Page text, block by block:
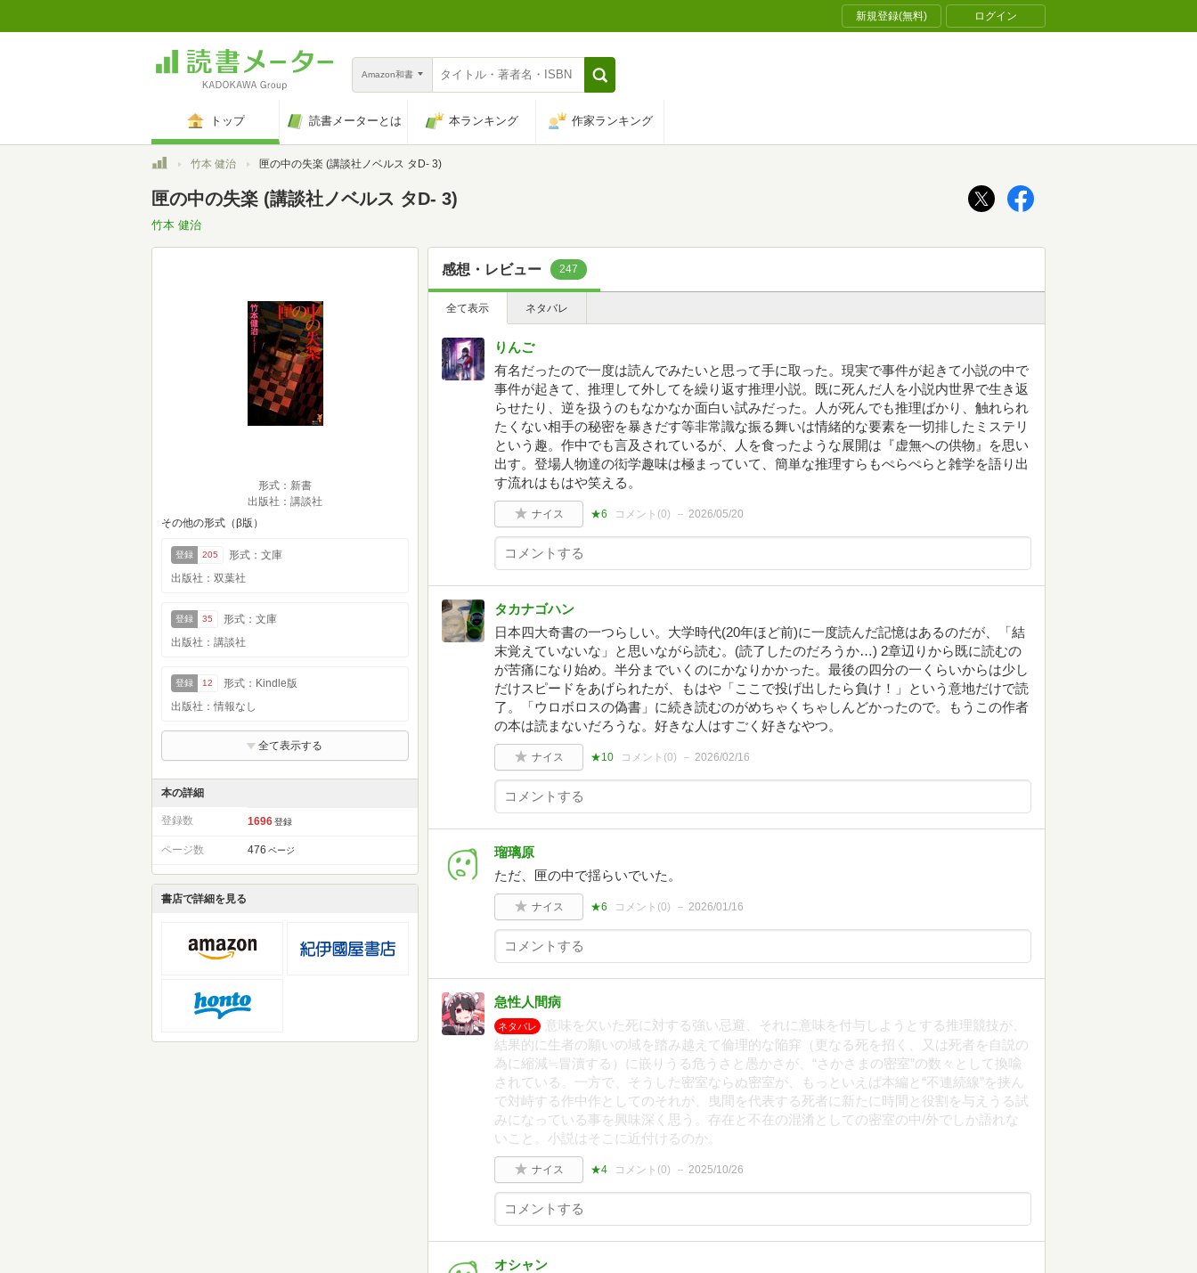
新規登録(無料) ログイン
Amazon和書
トップ 読書メーターとは 本ランキング 作家ランキング
トップ竹本 健治 匣の中の失楽 (講談社ノベルス タD- 3)
匣の中の失楽 (講談社ノベルス タD- 3)
竹本 健治
形式：新書
出版社：講談社
その他の形式（β版）
登録 205
形式：文庫
出版社：双葉社
登録 35
形式：文庫
出版社：講談社
登録 12
形式：Kindle版
出版社：情報なし
全て表示する
本の詳細
登録数 1696 登録
ページ数 476 ページ
書店で詳細を見る
感想・レビュー 247
全て表示 ネタバレ
りんご
有名だったので一度は読んでみたいと思って手に取った。現実で事件が起きて小説の中で
事件が起きて、推理して外してを繰り返す推理小説。既に死んだ人を小説内世界で生き返
らせたり、逆を扱うのもなかなか面白い試みだった。人が死んでも推理ばかり、触れられ
たくない相手の秘密を暴きだす等非常識な振る舞いは情緒的な要素を一切排したミステリ
という趣。作中でも言及されているが、人を食ったような展開は『虚無への供物』を思い
出す。登場人物達の衒学趣味は極まっていて、簡単な推理すらもぺらぺらと雑学を語り出
す流れはもはや笑える。
ナイス ★6 コメント(0) 2026/05/20
タカナゴハン
日本四大奇書の一つらしい。大学時代(20年ほど前)に一度読んだ記憶はあるのだが、「結
末覚えていないな」と思いながら読む。(読了したのだろうか…) 2章辺りから既に読むの
が苦痛になり始め。半分までいくのにかなりかかった。最後の四分の一くらいからは少し
だけスピードをあげられたが、もはや「ここで投げ出したら負け！」という意地だけで読
了。「ウロボロスの偽書」に続き読むのがめちゃくちゃしんどかったので。もうこの作者
の本は読まないだろうな。好きな人はすごく好きなやつ。
ナイス ★10 コメント(0) 2026/02/16
瑠璃原
ただ、匣の中で揺らいでいた。
ナイス ★6 コメント(0) 2026/01/16
急性人間病
ネタバレ
意味を欠いた死に対する強い忌避、それに意味を付与しようとする推理競技が、
結果的に生者の願いの域を踏み越えて倫理的な陥穽（更なる死を招く、又は死者を自説の
為に縮減≒冒瀆する）に嵌りうる危うさと愚かさが、“さかさまの密室”の数々として換喩
されている。一方で、そうした密室ならぬ密室が、もっといえば本編と“不連続線”を挟ん
で対峙する作中作としてのそれが、曳間を代表する死者に新たに時間と役割を与えうる試
みになっている事を興味深く思う。存在と不在の混淆としての密室の中/外でしか語れな
いこと。小説はそこに近付けるのか。
ナイス ★4 コメント(0) 2025/10/26
オシャン